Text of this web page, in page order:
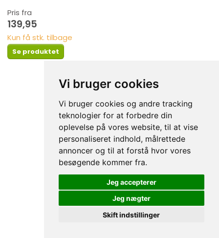
Vi bruger cookies
Vi bruger cookies og andre tracking
teknologier for at forbedre din
oplevelse på vores website, til at vise
personaliseret indhold, målrettede
annoncer og til at forstå hvor vores
besøgende kommer fra.
Jeg accepterer
Jeg nægter
Skift indstillinger
Pris fra
139,95
Kun få stk. tilbage
Se produktet